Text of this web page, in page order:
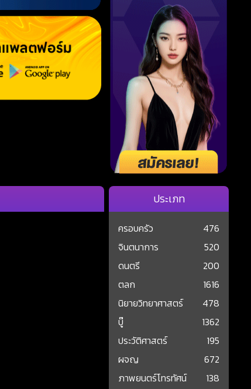
ประเภท
ครอบครัว
476
จินตนาการ
520
ดนตรี
200
ตลก
1616
นิยายวิทยาศาสตร์
478
บู๊
1362
ประวัติศาสตร์
195
ผจญ
672
ภาพยนตร์โทรทัศน์
138